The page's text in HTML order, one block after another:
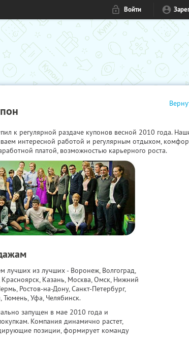
Войти
к регулярной раздаче купонов весной 2010 года.
интересной работой и регулярным отдыхом,
платой, возможностью карьерного роста.
лучших из лучших - Воронеж, Волгоград,
Казань, Москва, Омск, Нижний
Ростов-на-Дону, Санкт-Петербург,
Тюмень, Уфа, Челябинск.
запущен в мае 2010 года и
Компания динамично растет,
позиции, формирует команду